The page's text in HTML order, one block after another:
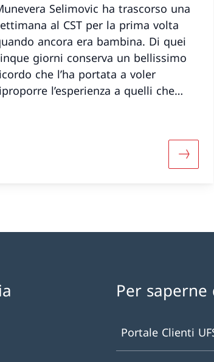
su «Dalle piste di sci alle rive del
Selimovic ha trascorso una
al CST per la prima volta
ancora era bambina. Di quei
giorni conserva un bellissimo
che l’ha portata a voler
l’esperienza a quelli che
Per saperne
Portale Clienti